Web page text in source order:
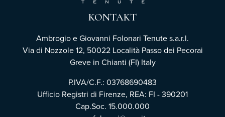
KONTAKT
Ambrogio e Giovanni Folonari Tenute s.a.r.l.
Via di Nozzole 12, 50022 Località Passo dei Pecorai
Greve in Chianti (FI) Italy
P.IVA/C.F.: 03768690483
Ufficio Registri di Firenze, REA: FI - 390201
Cap.Soc. 15.000.000